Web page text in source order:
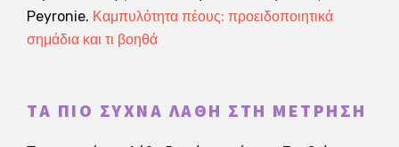
Peyronie. Καμπυλότητα πέους: προειδοποιητικά
σημάδια και τι βοηθά
ΤΑ ΠΙΟ ΣΥΧΝΆ ΛΆΘΗ ΣΤΗ ΜΈΤΡΗΣΗ